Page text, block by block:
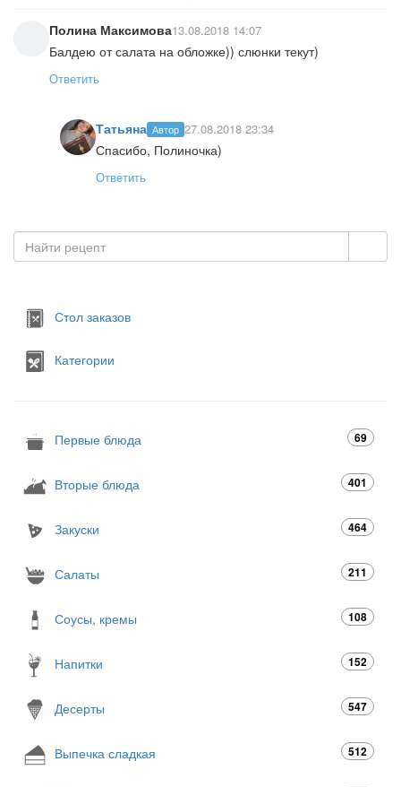
Полина Максимова13.08.2018 14:07
Балдею от салата на обложке)) слюнки текут)
Ответить
Татьяна Автор 27.08.2018 23:34
Спасибо, Полиночка)
Ответить
Стол заказов
Категории
Первые блюда 69
Вторые блюда 401
Закуски 464
Салаты 211
Соусы, кремы 108
Напитки 152
Десерты 547
Выпечка сладкая 512